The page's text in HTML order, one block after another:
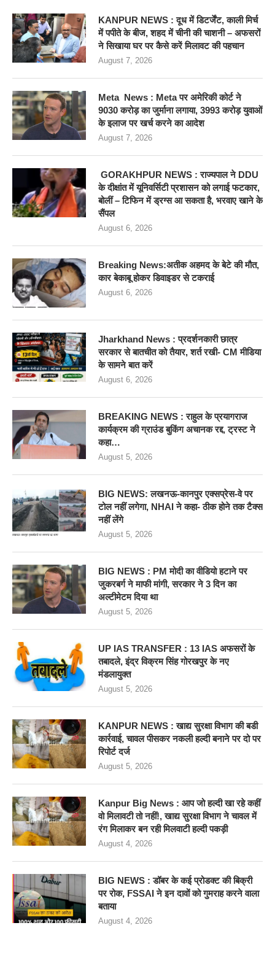
KANPUR NEWS : दूध में डिटर्जेंट, काली मिर्च
में पपीते के बीज, शहद में चीनी की चाशनी – अफसरों
ने सिखाया घर पर कैसे करें मिलावट की पहचान
August 7, 2026
Meta News : Meta पर अमेरिकी कोर्ट ने
9030 करोड़ का जुर्माना लगाया, 3993 करोड़ युवाओं
के इलाज पर खर्च करने का आदेश
August 7, 2026
GORAKHPUR NEWS : राज्यपाल ने DDU
के दीक्षांत में यूनिवर्सिटी प्रशासन को लगाई फटकार,
बोलीं – टिफिन में ड्रग्स आ सकता है, भरवाए खाने के
सैंपल
August 6, 2026
Breaking News:अतीक अहमद के बेटे की मौत,
कार बेकाबू होकर डिवाइडर से टकराई
August 6, 2026
Jharkhand News : प्रदर्शनकारी छात्र
सरकार से बातचीत को तैयार, शर्त रखी- CM मीडिया
के सामने बात करें
August 6, 2026
BREAKING NEWS : राहुल के प्रयागराज
कार्यक्रम की ग्राउंड बुकिंग अचानक रद्द, ट्रस्ट ने
कहा…
August 5, 2026
BIG NEWS: लखनऊ-कानपुर एक्सप्रेस-वे पर
टोल नहीं लगेगा, NHAI ने कहा- ठीक होने तक टैक्स
नहीं लेंगे
August 5, 2026
BIG NEWS : PM मोदी का वीडियो हटाने पर
जुकरबर्ग ने माफी मांगी, सरकार ने 3 दिन का
अल्टीमेटम दिया था
August 5, 2026
UP IAS TRANSFER : 13 IAS अफसरों के
तबादले, इंद्र विक्रम सिंह गोरखपुर के नए
मंडलायुक्त
August 5, 2026
KANPUR NEWS : खाद्य सुरक्षा विभाग की बडी
कार्रवाई, चावल पीसकर नकली हल्दी बनाने पर दो पर
रिपोर्ट दर्ज
August 5, 2026
Kanpur Big News : आप जो हल्दी खा रहे कहीं
वो मिलावटी तो नहीं!, खाद्य सुरक्षा विभाग ने चावल में
रंग मिलाकर बन रही मिलवाटी हल्दी पकड़ी
August 4, 2026
BIG NEWS : डॉबर के कई प्रोडक्ट की बिक्री
पर रोक, FSSAI ने इन दावों को गुमराह करने वाला
बताया
August 4, 2026